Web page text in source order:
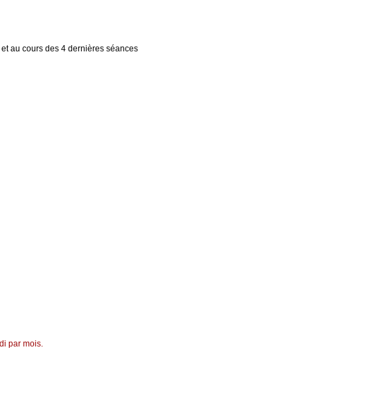
au cours des 4 dernières séances
par mois.